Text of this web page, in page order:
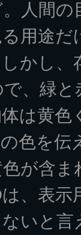
人間の
用途
かし
、緑
は黄
色を
が含
、表
いと